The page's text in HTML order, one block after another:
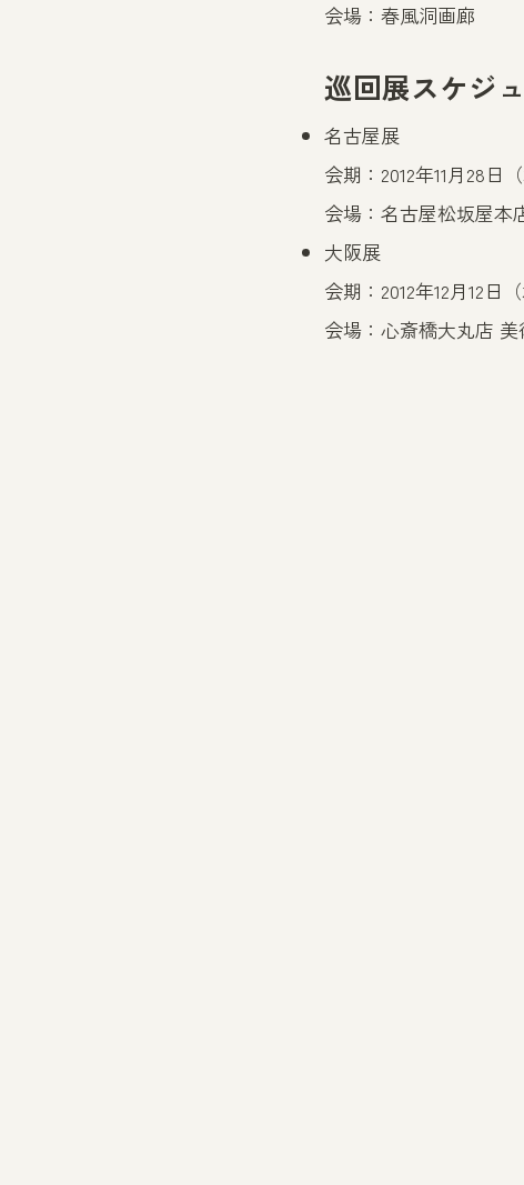
会場：春風洞画廊
巡回展スケジ
名古屋展
会期：2012年11月28日
会場：名古屋松坂屋本
大阪展
会期：2012年12月12日
会場：心斎橋大丸店 美